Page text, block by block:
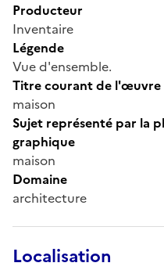
Producteur
Inventaire
Légende
Vue d'ensemble.
Titre courant de l'œuvre
maison
Sujet représenté par la
graphique
maison
Domaine
architecture
Localisation